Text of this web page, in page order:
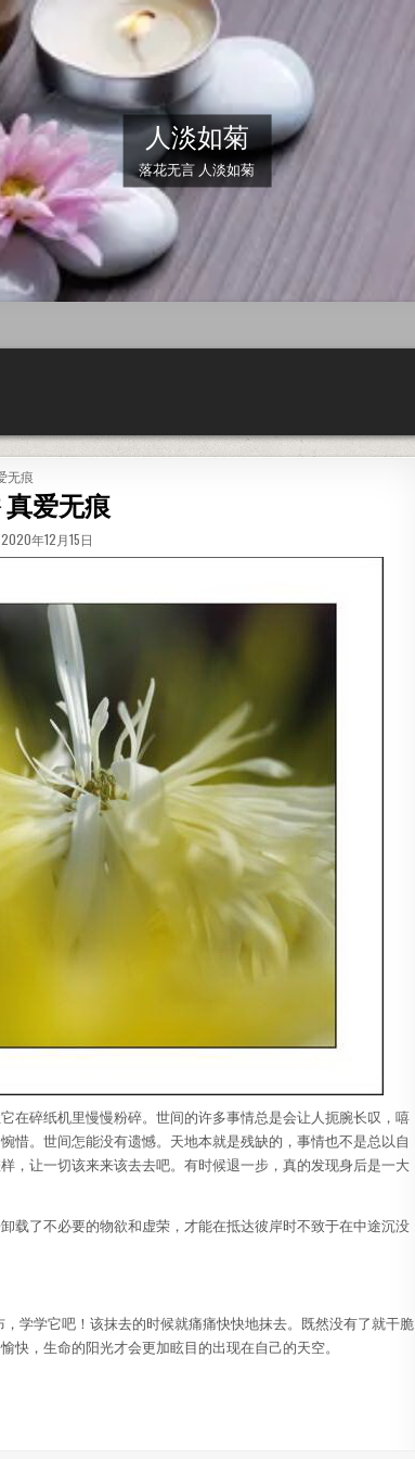
人淡如菊
落花无言 人淡如菊
IN
无痕
爱无痕
2020年12月15日
在碎纸机里慢慢粉碎。世间的许多事情总是会让人扼腕长叹，嘻
惜。世间怎能没有遗憾。天地本就是残缺的，事情也不是总以自
，让一切该来来该去去吧。有时候退一步，真的发现身后是一大
载了不必要的物欲和虚荣，才能在抵达彼岸时不致于在中途沉没
学学它吧！该抹去的时候就痛痛快快地抹去。既然没有了就干脆
快，生命的阳光才会更加眩目的出现在自己的天空。